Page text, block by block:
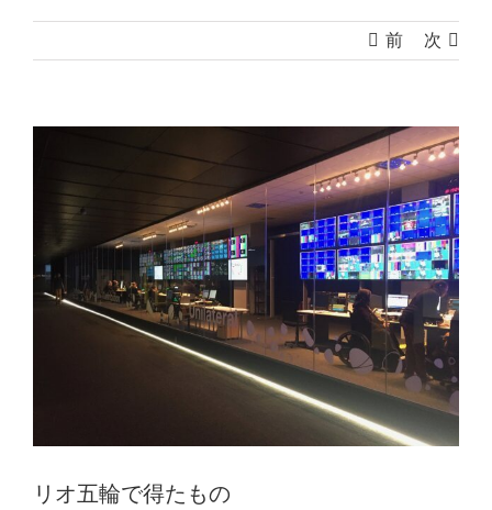
前 次
Image
リオ五輪で得たもの